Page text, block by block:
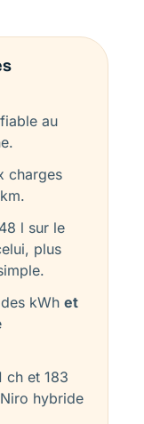
au
charges
l sur le
plus
kWh et
ch et 183
hybride